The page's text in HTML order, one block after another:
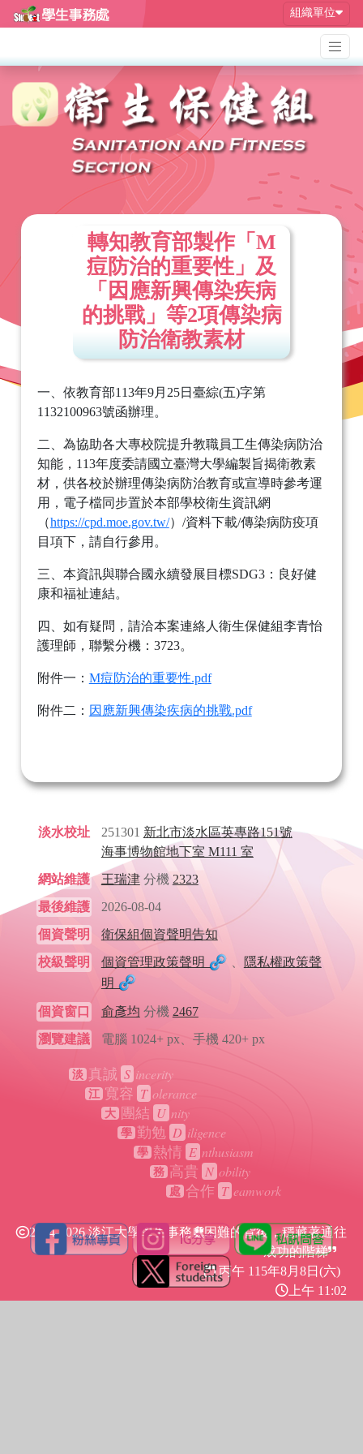
組織單位
轉知教育部製作「M
痘防治的重要性」及
「因應新興傳染疾病
的挑戰」等2項傳染病
防治衛教素材
一、依教育部113年9月25日臺綜(五)字第
1132100963號函辦理。
二、為協助各大專校院提升教職員工生傳染病防治
知能，113年度委請國立臺灣大學編製旨揭衛教素
材，供各校於辦理傳染病防治教育或宣導時參考運
用，電子檔同步置於本部學校衛生資訊網
（https://cpd.moe.gov.tw/）/資料下載/傳染病防疫項
目項下，請自行參用。
三、本資訊與聯合國永續發展目標SDG3：良好健
康和福祉連結。
四、如有疑問，請洽本案連絡人衛生保健組李青怡
護理師，聯繫分機：3723。
附件一： M痘防治的重要性.pdf
附件二： 因應新興傳染疾病的挑戰.pdf
淡水校址 251301 新北市淡水區英專路151號
海事博物館地下室 M111 室
網站維護
王瑞津分機 2323
最後維護
2026-08-04
個資聲明
衛保組個資聲明告知
校級聲明
個資管理政策聲明 、
隱私權政策聲
明
個資窗口 俞彥均 分機 2467
瀏覽建議
電腦 1024+ px、手機 420+ px
淡 真誠 S incerity
江 寬容 T olerance
大 團結 U nity
學 勤勉 D iligence
學 熱情 E nthusiasm
務 高貴 N obility
處 合作 T eamwork
2024-2026 淡江大學學生事務處困難的背後，穩藏著通往
成功的階梯
丙午 115年8月8日(六)
上午 11:02